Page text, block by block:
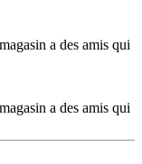
a des amis qui
a des amis qui